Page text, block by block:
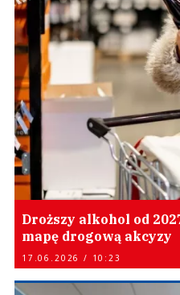
Droższy alkohol od
mapę drogową akcyzy
17.06.2026 / 10:23